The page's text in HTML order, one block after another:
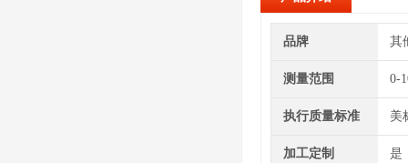
品牌 其
测量范围 0-
执行质量标准 美
加工定制 是